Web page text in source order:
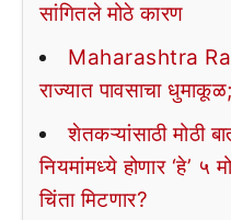
सांगितले मोठे कारण
Maharashtra
राज्यात पावसाचा
शेतकऱ्यांसाठी मोठी
नियमांमध्ये होणार ‘हे’ ५
चिंता मिटणार?